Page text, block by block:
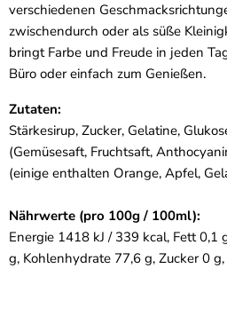
verschiedenen
zwischendurch oder als süße
bringt Farbe und Freude in jeden
Büro oder einfach zum Genießen.
Zutaten:
Stärkesirup, Zucker, Gelatine,
(Gemüsesaft, Fruchtsaft,
(einige enthalten Orange, Apfel,
Nährwerte (pro 100g / 100ml):
Energie 1418 kJ / 339 kcal, Fett 0,1
g, Kohlenhydrate 77,6 g, Zucker 0